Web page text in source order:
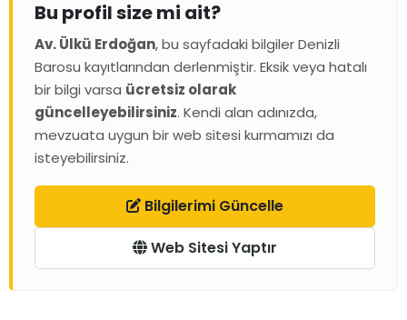
Bu profil size mi ait?
Av. Ülkü Erdoğan, bu sayfadaki bilgiler Denizli
Barosu kayıtlarından derlenmiştir. Eksik veya hatalı
bir bilgi varsa ücretsiz olarak
güncelleyebilirsiniz. Kendi alan adınızda,
mevzuata uygun bir web sitesi kurmamızı da
isteyebilirsiniz.
Bilgilerimi Güncelle
Web Sitesi Yaptır